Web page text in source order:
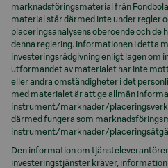
marknadsföringsmaterial från
material står därmed inte under regler
placeringsanalysens oberoende och de
denna reglering. Informationen i detta
investeringsrådgivning enligt lagen om
utformandet av materialet har inte
eller andra omständigheter i det
med materialet är att ge allmän
instrument/marknader/
därmed fungera som
instrument/marknader/
Den information om
investeringstjänster kräver,